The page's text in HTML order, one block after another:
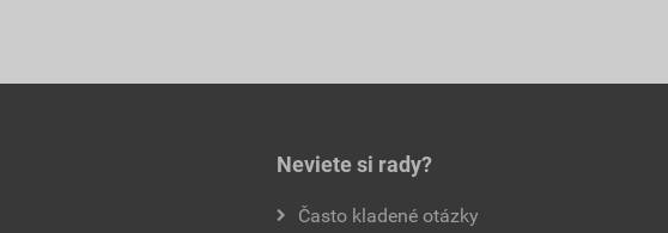
Neviete si rady?
Často kladené otázky